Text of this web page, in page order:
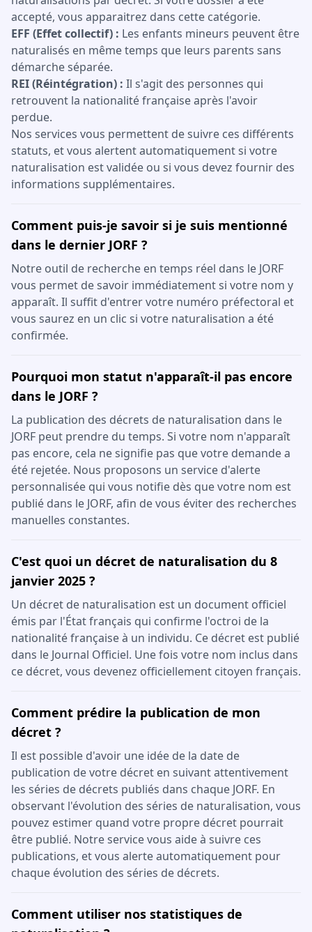
accepté, vous apparaitrez dans cette catégorie.
EFF (Effet collectif) : Les enfants mineurs peuvent être
naturalisés en même temps que leurs parents sans
démarche séparée.
REI (Réintégration) : Il s'agit des personnes qui
retrouvent la nationalité française après l'avoir
perdue.
Nos services vous permettent de suivre ces différents
statuts, et vous alertent automatiquement si votre
naturalisation est validée ou si vous devez fournir des
informations supplémentaires.
Comment puis-je savoir si je suis mentionné
dans le dernier JORF ?
Notre outil de recherche en temps réel dans le JORF
vous permet de savoir immédiatement si votre nom y
apparaît. Il suffit d'entrer votre numéro préfectoral et
vous saurez en un clic si votre naturalisation a été
confirmée.
Pourquoi mon statut n'apparaît-il pas encore
dans le JORF ?
La publication des décrets de naturalisation dans le
JORF peut prendre du temps. Si votre nom n'apparaît
pas encore, cela ne signifie pas que votre demande a
été rejetée. Nous proposons un service d'alerte
personnalisée qui vous notifie dès que votre nom est
publié dans le JORF, afin de vous éviter des recherches
manuelles constantes.
C'est quoi un décret de naturalisation du 8
janvier 2025 ?
Un décret de naturalisation est un document officiel
émis par l'État français qui confirme l'octroi de la
nationalité française à un individu. Ce décret est publié
dans le Journal Officiel. Une fois votre nom inclus dans
ce décret, vous devenez officiellement citoyen français.
Comment prédire la publication de mon
décret ?
Il est possible d'avoir une idée de la date de
publication de votre décret en suivant attentivement
les séries de décrets publiés dans chaque JORF. En
observant l'évolution des séries de naturalisation, vous
pouvez estimer quand votre propre décret pourrait
être publié. Notre service vous aide à suivre ces
publications, et vous alerte automatiquement pour
chaque évolution des séries de décrets.
Comment utiliser nos statistiques de